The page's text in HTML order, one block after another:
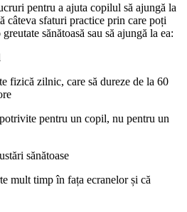
pentru a ajuta copilul să ajungă la
câteva sfaturi practice prin care poți
sănătoasă sau să ajungă la ea:
fizică zilnic, care să dureze de la 60
pentru un copil, nu pentru un
sănătoase
mult timp în fața ecranelor și că